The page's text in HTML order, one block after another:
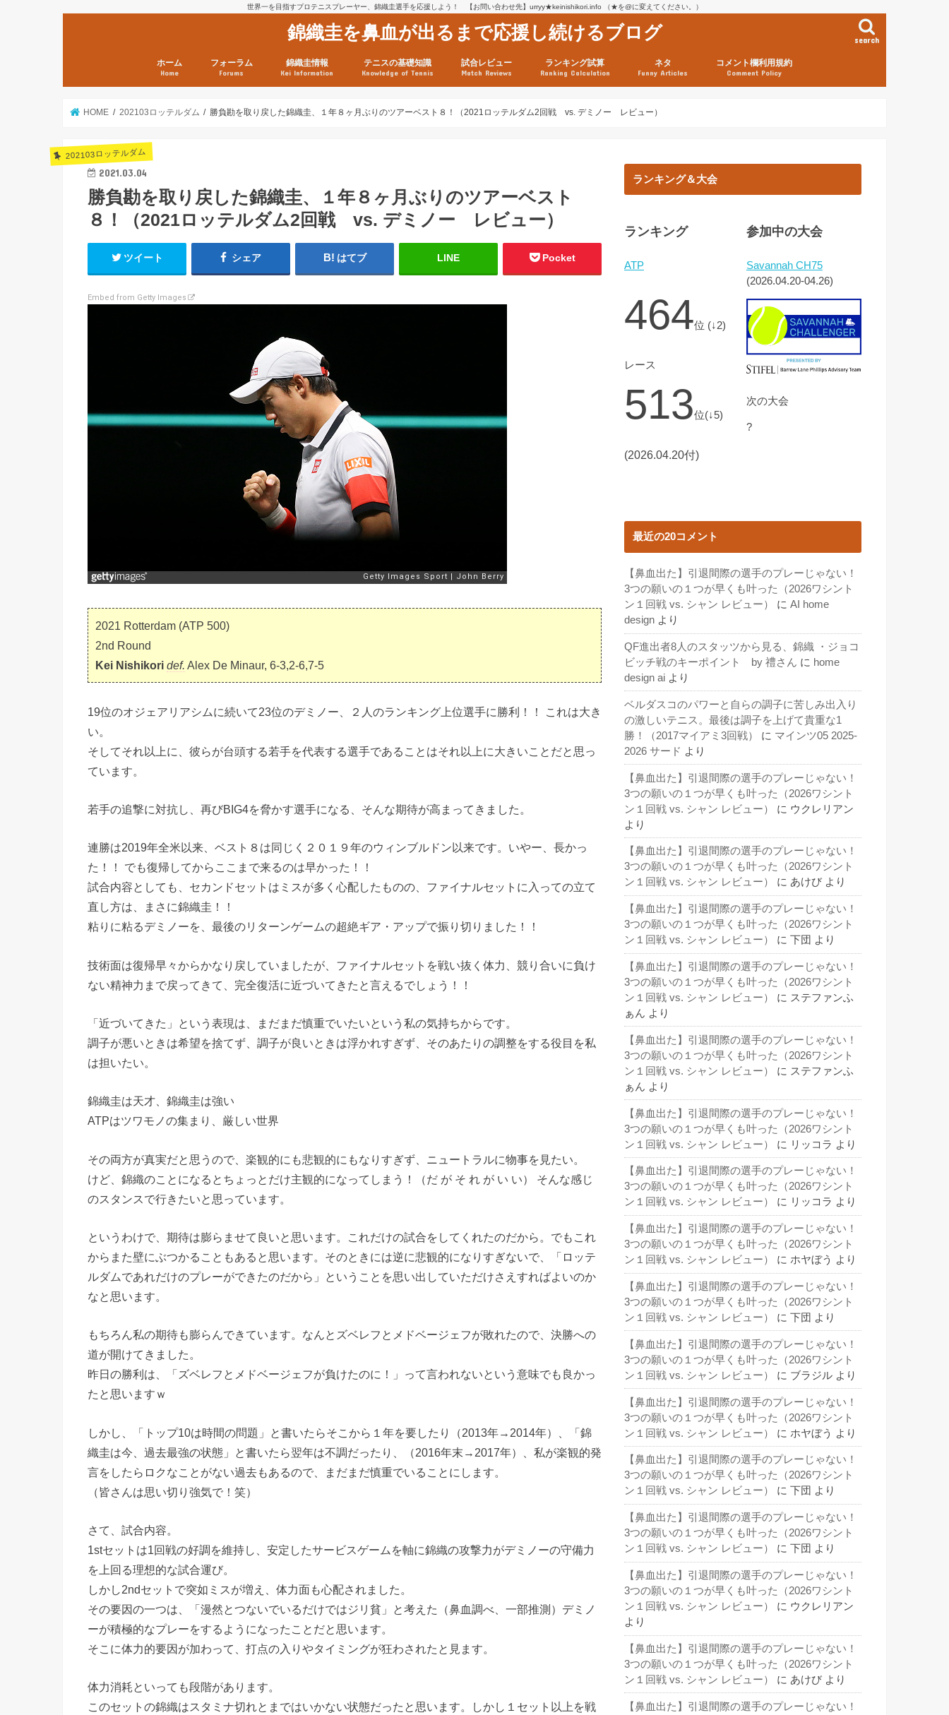
世界一を目指すプロテニスプレーヤー、錦織圭選手を応援しよう！ 【お問い合わせ先】urryy★keinishikori.info （★を@に変えてください。）
錦織圭を鼻血が出るまで応援し続けるブログ search
ホーム
Home
フォーラム
Forums
錦織圭情報
Kei Information
日現在）
点）
テニスの基礎知識
Knowledge of Tennis
試合レビュー
Match Reviews
ランキング試算
Ranking Calculation
ネタ
Funny Articles
コメント欄利用規約
Comment Policy
HOME 202103ロッテルダム 勝負勘を取り戻した錦織圭、１年８ヶ月ぶりのツアーベスト８！（2021ロッテルダム2回戦 vs. デミノー レビュー）
202103ロッテルダム
2021.03.04
勝負勘を取り戻した錦織圭、１年８ヶ月ぶりのツアーベスト
８！（2021ロッテルダム2回戦 vs. デミノー レビュー）
ツイート シェア はてブ LINE Pocket
Embed from Getty Images
2021 Rotterdam (ATP 500)
2nd Round
Kei Nishikori def. Alex De Minaur, 6-3,2-6,7-5
19位のオジェアリアシムに続いて23位のデミノー、２人のランキング上位選手に勝利！！ これは大き
い。
そしてそれ以上に、彼らが台頭する若手を代表する選手であることはそれ以上に大きいことだと思っ
ています。
若手の追撃に対抗し、再びBIG4を脅かす選手になる、そんな期待が高まってきました。
連勝は2019年全米以来、ベスト８は同じく２０１９年のウィンブルドン以来です。いやー、長かっ
た！！ でも復帰してからここまで来るのは早かった！！
試合内容としても、セカンドセットはミスが多く心配したものの、ファイナルセットに入っての立て
直し方は、まさに錦織圭！！
粘りに粘るデミノーを、最後のリターンゲームの超絶ギア・アップで振り切りました！！
技術面は復帰早々からかなり戻していましたが、ファイナルセットを戦い抜く体力、競り合いに負け
ない精神力まで戻ってきて、完全復活に近づいてきたと言えるでしょう！！
「近づいてきた」という表現は、まだまだ慎重でいたいという私の気持ちからです。
調子が悪いときは希望を捨てず、調子が良いときは浮かれすぎず、そのあたりの調整をする役目を私
は担いたい。
錦織圭は天才、錦織圭は強い
ATPはツワモノの集まり、厳しい世界
その両方が真実だと思うので、楽観的にも悲観的にもなりすぎず、ニュートラルに物事を見たい。
けど、錦織のことになるとちょっとだけ主観的になってしまう！（だ が そ れ が い い） そんな感じ
のスタンスで行きたいと思っています。
というわけで、期待は膨らませて良いと思います。これだけの試合をしてくれたのだから。でもこれ
からまた壁にぶつかることもあると思います。そのときには逆に悲観的になりすぎないで、「ロッテ
ルダムであれだけのプレーができたのだから」ということを思い出していただけさえすればよいのか
なと思います。
もちろん私の期待も膨らんできています。なんとズベレフとメドベージェフが敗れたので、決勝への
道が開けてきました。
昨日の勝利は、「ズベレフとメドベージェフが負けたのに！」って言われないという意味でも良かっ
たと思いますｗ
しかし、「トップ10は時間の問題」と書いたらそこから１年を要したり（2013年→2014年）、「錦
織圭は今、過去最強の状態」と書いたら翌年は不調だったり、（2016年末→2017年）、私が楽観的発
言をしたらロクなことがない過去もあるので、まだまだ慎重でいることにします。
（皆さんは思い切り強気で！笑）
さて、試合内容。
1stセットは1回戦の好調を維持し、安定したサービスゲームを軸に錦織の攻撃力がデミノーの守備力
を上回る理想的な試合運び。
しかし2ndセットで突如ミスが増え、体力面も心配されました。
その要因の一つは、「漫然とつないでいるだけではジリ貧」と考えた（鼻血調べ、一部推測）デミノ
ーが積極的なプレーをするようになったことだと思います。
そこに体力的要因が加わって、打点の入りやタイミングが狂わされたと見ます。
体力消耗といっても段階があります。
このセットの錦織はスタミナ切れとまではいかない状態だったと思います。しかし１セット以上を戦
ランキング＆大会
ランキング
ATP
464位 (↓2)
レース
513位(↓5)
(2026.04.20付)
参加中の大会
Savannah CH75
(2026.04.20-04.26)
次の大会
?
最近の20コメント
【鼻血出た】引退間際の選手のプレーじゃない！
3つの願いの１つが早くも叶った（2026ワシント
ン１回戦 vs. シャン レビュー）
に AI home
design より
QF進出者8人のスタッツから見る、錦織 ・ジョコ
ビッチ戦のキーポイント by 禮さん に home
design ai より
ベルダスコのパワーと自らの調子に苦しみ出入り
の激しいテニス。最後は調子を上げて貴重な1
勝！（2017マイアミ3回戦）
に マインツ05 2025-
2026 サード より
【鼻血出た】引退間際の選手のプレーじゃない！
3つの願いの１つが早くも叶った（2026ワシント
ン１回戦 vs. シャン レビュー）
に ウクレリアン
より
【鼻血出た】引退間際の選手のプレーじゃない！
3つの願いの１つが早くも叶った（2026ワシント
ン１回戦 vs. シャン レビュー）
に あけび より
【鼻血出た】引退間際の選手のプレーじゃない！
3つの願いの１つが早くも叶った（2026ワシント
ン１回戦 vs. シャン レビュー）
に 下団 より
【鼻血出た】引退間際の選手のプレーじゃない！
3つの願いの１つが早くも叶った（2026ワシント
ン１回戦 vs. シャン レビュー）
に ステファンふ
ぁん より
【鼻血出た】引退間際の選手のプレーじゃない！
3つの願いの１つが早くも叶った（2026ワシント
ン１回戦 vs. シャン レビュー）
に ステファンふ
ぁん より
【鼻血出た】引退間際の選手のプレーじゃない！
3つの願いの１つが早くも叶った（2026ワシント
ン１回戦 vs. シャン レビュー）
に リッコラ より
【鼻血出た】引退間際の選手のプレーじゃない！
3つの願いの１つが早くも叶った（2026ワシント
ン１回戦 vs. シャン レビュー）
に リッコラ より
【鼻血出た】引退間際の選手のプレーじゃない！
3つの願いの１つが早くも叶った（2026ワシント
ン１回戦 vs. シャン レビュー）
に ホヤぼう より
【鼻血出た】引退間際の選手のプレーじゃない！
3つの願いの１つが早くも叶った（2026ワシント
ン１回戦 vs. シャン レビュー）
に 下団 より
【鼻血出た】引退間際の選手のプレーじゃない！
3つの願いの１つが早くも叶った（2026ワシント
ン１回戦 vs. シャン レビュー）
に ブラジル より
【鼻血出た】引退間際の選手のプレーじゃない！
3つの願いの１つが早くも叶った（2026ワシント
ン１回戦 vs. シャン レビュー）
に ホヤぼう より
【鼻血出た】引退間際の選手のプレーじゃない！
3つの願いの１つが早くも叶った（2026ワシント
ン１回戦 vs. シャン レビュー）
に 下団 より
【鼻血出た】引退間際の選手のプレーじゃない！
3つの願いの１つが早くも叶った（2026ワシント
ン１回戦 vs. シャン レビュー）
に 下団 より
【鼻血出た】引退間際の選手のプレーじゃない！
3つの願いの１つが早くも叶った（2026ワシント
ン１回戦 vs. シャン レビュー）
に ウクレリアン
より
【鼻血出た】引退間際の選手のプレーじゃない！
3つの願いの１つが早くも叶った（2026ワシント
ン１回戦 vs. シャン レビュー）
に あけび より
【鼻血出た】引退間際の選手のプレーじゃない！